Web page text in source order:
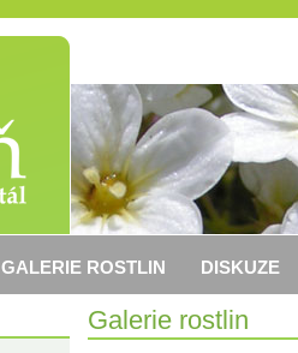
Galerie rostlin
GALERIE ROSTLIN DISKUZE